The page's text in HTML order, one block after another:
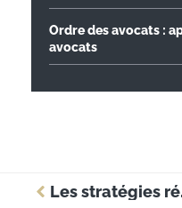
Ordre des avocats :
avocats
Les